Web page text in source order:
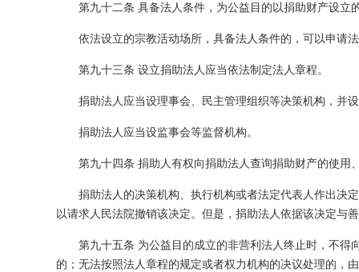
第九十二条 具备法人条件，为公益目的以捐助财产设
依法设立的宗教活动场所，具备法人条件的，可以申请
第九十三条 设立捐助法人应当依法制定法人章程。
捐助法人应当设理事会、民主管理组织等决策机构，并
捐助法人应当设监事会等监督机构。
第九十四条 捐助人有权向捐助法人查询捐助财产的使
捐助法人的决策机构、执行机构或者法定代表人作出决
以请求人民法院撤销该决定。但是，捐助法人依据该决定与
第九十五条 为公益目的成立的非营利法人终止时，不
的；无法按照法人章程的规定或者权力机构的决议处理的，